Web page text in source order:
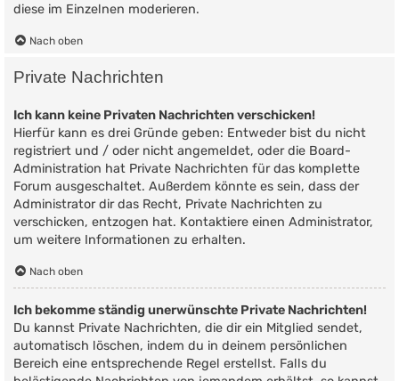
diese im Einzelnen moderieren.
Nach oben
Private Nachrichten
Ich kann keine Privaten Nachrichten verschicken!
Hierfür kann es drei Gründe geben: Entweder bist du nicht
registriert und / oder nicht angemeldet, oder die Board-
Administration hat Private Nachrichten für das komplette
Forum ausgeschaltet. Außerdem könnte es sein, dass der
Administrator dir das Recht, Private Nachrichten zu
verschicken, entzogen hat. Kontaktiere einen Administrator,
um weitere Informationen zu erhalten.
Nach oben
Ich bekomme ständig unerwünschte Private Nachrichten!
Du kannst Private Nachrichten, die dir ein Mitglied sendet,
automatisch löschen, indem du in deinem persönlichen
Bereich eine entsprechende Regel erstellst. Falls du